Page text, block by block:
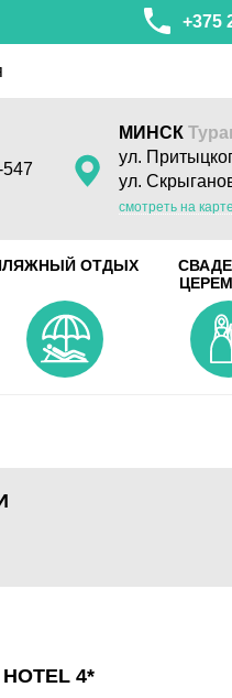
+375
МИНСК
ул.
ул.
смотреть на карте
ОТДЫХ
4*